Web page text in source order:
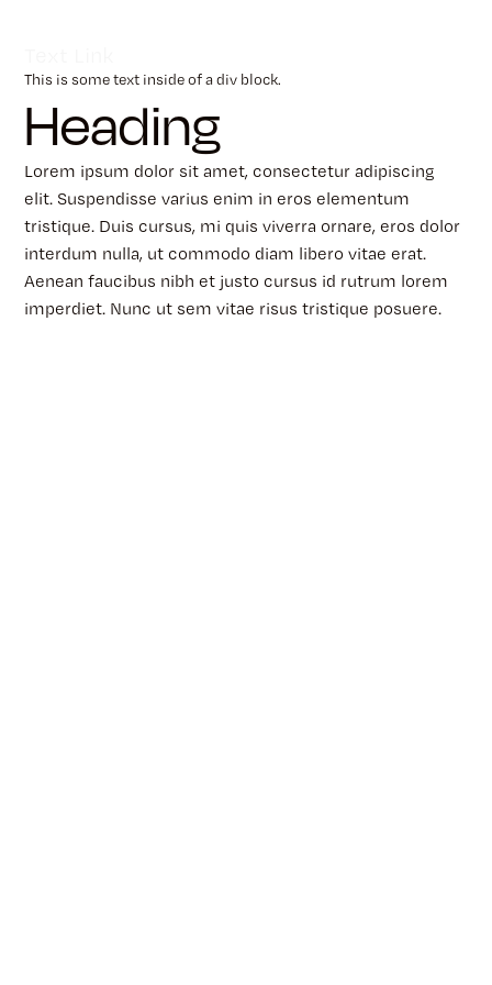
This is some text inside of a div block.
Heading
Lorem ipsum dolor sit amet, consectetur adipiscing
elit. Suspendisse varius enim in eros elementum
tristique. Duis cursus, mi quis viverra ornare, eros dolor
interdum nulla, ut commodo diam libero vitae erat.
Aenean faucibus nibh et justo cursus id rutrum lorem
imperdiet. Nunc ut sem vitae risus tristique posuere.